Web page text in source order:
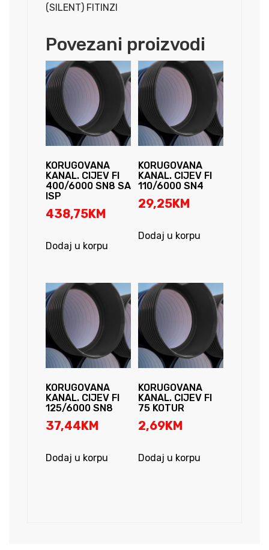
50/90/50
P
(SILENT) FITINZI
Povezani proizvodi
KORUGOVANA
KANAL. CIJEV FI
400/6000 SN8 SA
ISP
438,75KM
Dodaj u korpu
KORUGOVANA
KANAL. CIJEV FI
110/6000 SN4
29,25KM
Dodaj u korpu
KORUGOVANA
KANAL. CIJEV FI
125/6000 SN8
37,44KM
Dodaj u korpu
KORUGOVANA
KANAL. CIJEV FI
75 KOTUR
2,69KM
Dodaj u korpu